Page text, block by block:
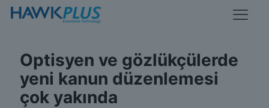
Optisyen ve gözlükçülerde
yeni kanun düzenlemesi
çok yakında